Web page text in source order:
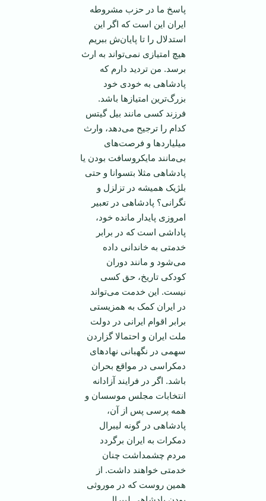
پاسخ ما در حزب مشروطه
ایران این است که اگر این
استدلال را تا پایان‌ش ببریم
هیچ امتیازی نمی‌تواند به ارث
برسد. من تردید دارم که
پادشاهی به خودی خود
بزرگ‌ترین امتیاز‌ها باشد.
فرزند کسی مانند بیل گیتس
کدام را ترجیح می‌دهد، وارث
میلیارد‌ها و فرصت‌های
بی‌مانند مایکروسافت بودن یا
پادشاهی مثلا بتسوانا و حتی
بلژیک همیشه در تزلزل و
نگرانی؟ پادشاهی در تعبیر
امروزی پایدار مانده خود،
پاداشی است که در برابر
خدمتی به خاندانی داده
می‌شود و مانند دوران
کودکی تاریخ، حق کسی
نیست. این خدمت می‌تواند
در ایران کمک به همزیستی
برابر اقوام ایرانی در دولت
ملت ایران و احتمالا گزاردن
سهمی در نگهبانی نهاد‌های
دمکراسی در مواقع بحران
باشد. اگر در فرایند آزادانه
انتخابات مجلس موسسان و
همه پرسی پس از آن،
پادشاهی در گونه لیبرال
دمکرات به ایران برگردد
مردم چشمداشت چنان
خدمتی خواهند داشت. از
همین روست که در موروثی